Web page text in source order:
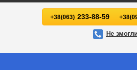
+38(063) 233-88-59
Не